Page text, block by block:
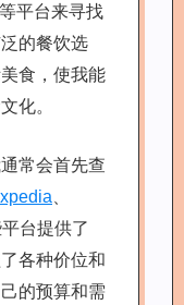
等平台来寻找
的餐饮选
食，使我能
化。
常会首先查
台提供了
各种价位和
的预算和需